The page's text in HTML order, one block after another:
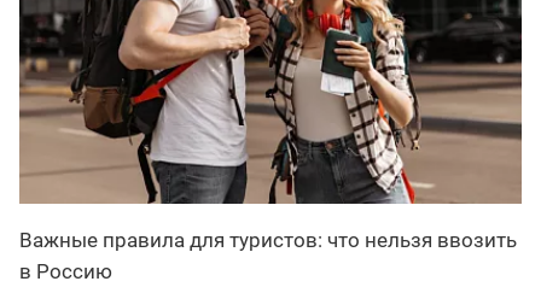
Важные правила для туристов: что нельзя ввозить
в Россию